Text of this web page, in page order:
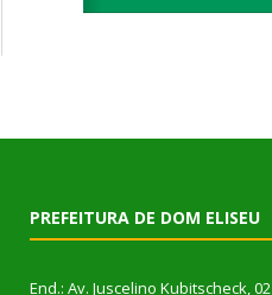
PREFEITURA DE DOM ELISEU
End.: Av. Juscelino Kubitscheck, 02